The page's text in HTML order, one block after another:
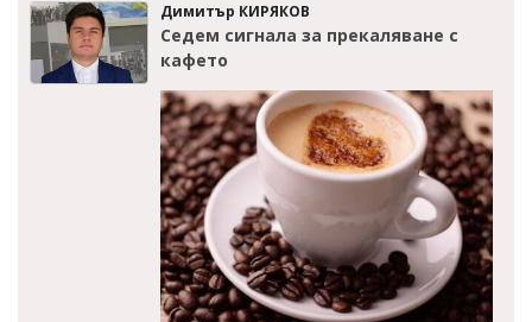
Димитър КИРЯКОВ
Седем сигнала за прекаляване с
кафето